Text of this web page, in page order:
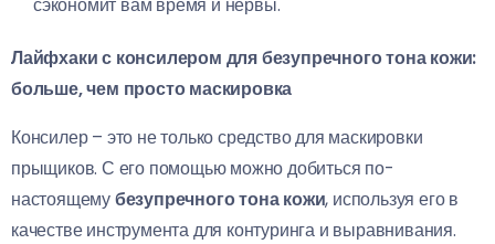
Лайфхаки с консилером для безупречного тона кожи:
больше, чем просто маскировка
Консилер – это не только средство для маскировки
прыщиков. С его помощью можно добиться по-
настоящемубезупречного тона кожи, используя его в
качестве инструмента для контуринга и выравнивания.